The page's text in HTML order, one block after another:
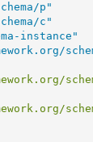
p"
c"
instance"